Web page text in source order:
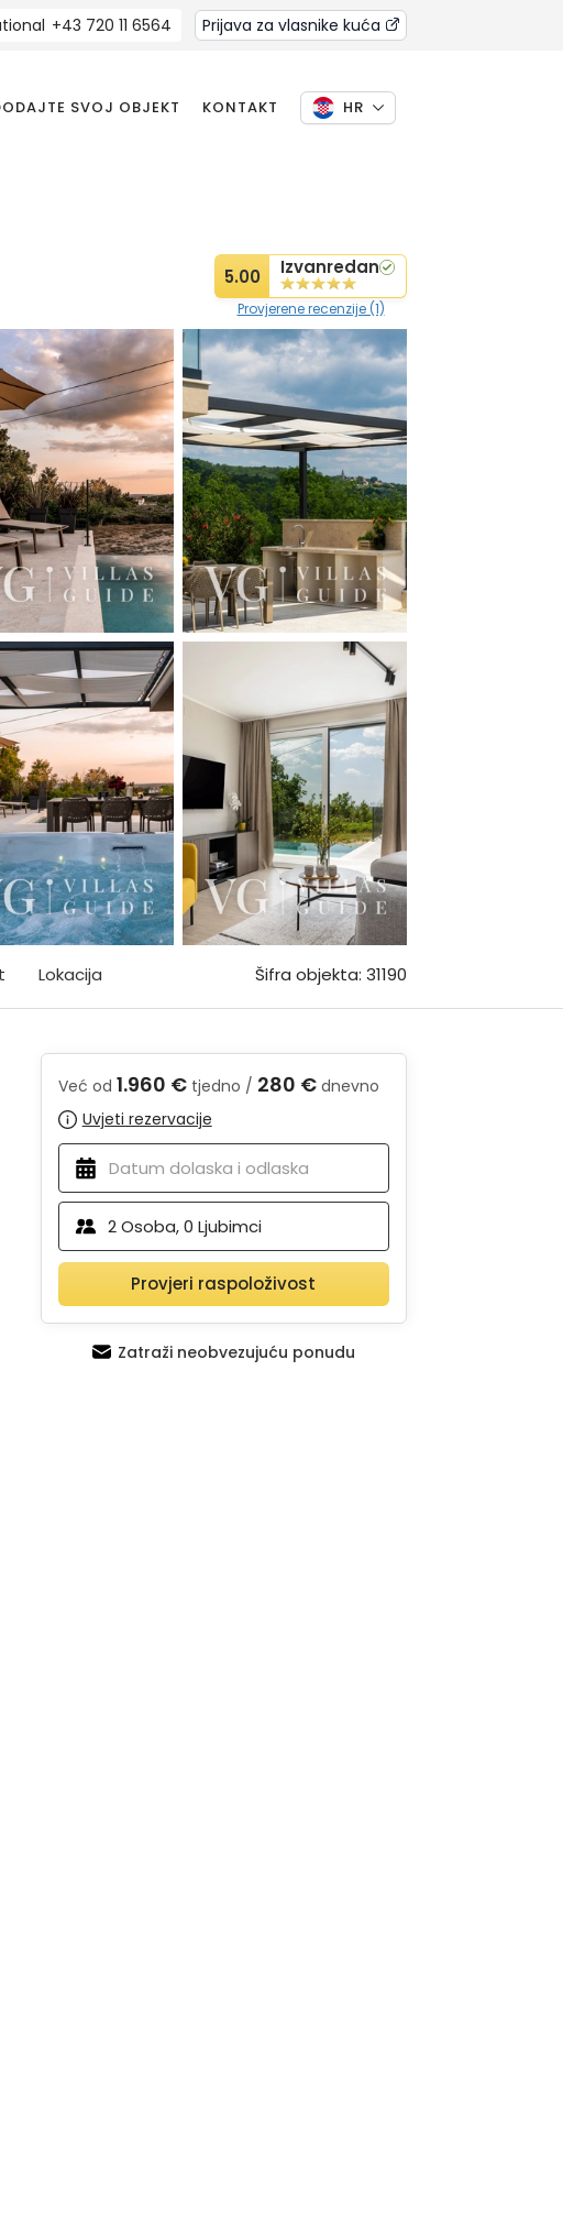
+43 720 11 6564 Prijava za vlasnike kuća
SVOJ OBJEKT KONTAKT HR
5.00 Izvanredan
Provjerene recenzije (1)
Lokacija Šifra objekta: 31190
Već od 1.960 €tjedno / 280 €dnevno
Uvjeti rezervacije
2Osoba,0 Ljubimci
Provjeri raspoloživost
Zatraži neobvezujuću ponudu